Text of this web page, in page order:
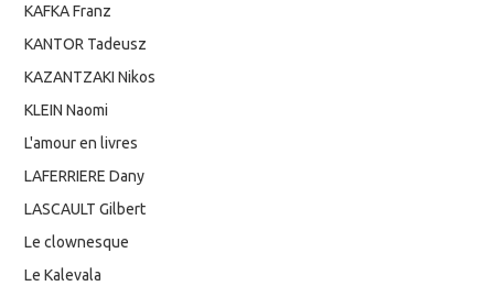
KAFKA Franz
KANTOR Tadeusz
KAZANTZAKI Nikos
KLEIN Naomi
L'amour en livres
LAFERRIERE Dany
LASCAULT Gilbert
Le clownesque
Le Kalevala